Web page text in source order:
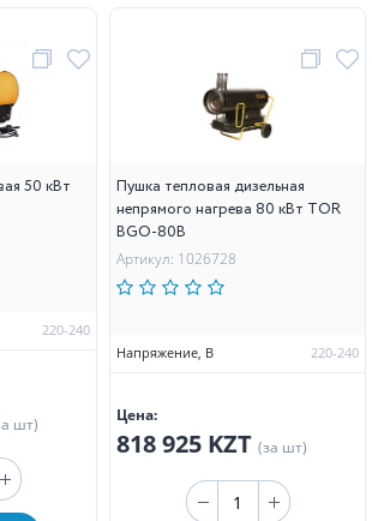
50 кВт
220-240
шт)
Пушка тепловая дизельная
непрямого нагрева 80 кВт TOR
BGO-80B
Артикул: 1026728
Напряжение, В 220-240
Цена:
818 925 KZT (за шт)